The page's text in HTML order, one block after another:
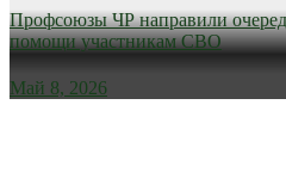
Профсоюзы ЧР направили
помощи участникам СВО
Май 8, 2026